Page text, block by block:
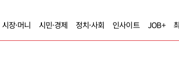
시장·머니 시민·경제 정치·사회 인사이트 JOB+